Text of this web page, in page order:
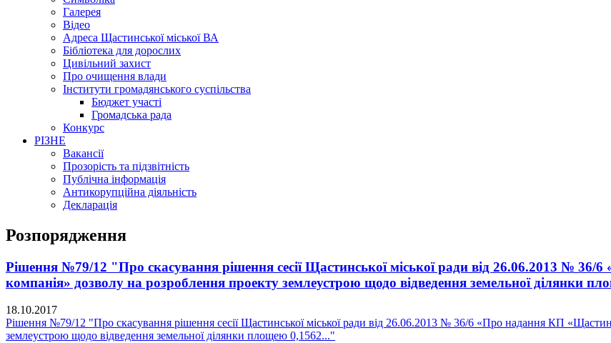
Галерея
Відео
Адреса Щастинської міської ВА
Бібліотека для дорослих
Цивільний захист
Про очищення влади
Інститути громадянського суспільства
Бюджет участі
Громадська рада
Конкурс
РІЗНЕ
Вакансії
Прозорість та підзвітність
Публічна інформація
Антикорупційна діяльність
Декларація
Розпорядження
Рішення №79/12 "Про скасування рішення сесії Щастинської міської ради від 26.06.2013 №
компанія» дозволу на розроблення проекту землеустрою щодо відведення земельної ділянки
18.10.2017
Рішення №79/12 "Про скасування рішення сесії Щастинської міської ради від 26.06.2013 № 36/6 «Про надання КП
землеустрою щодо відведення земельної ділянки площею 0,1562..."